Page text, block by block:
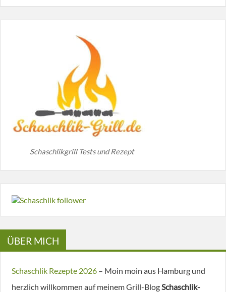
Schaschlikgrill Tests und Rezept
ÜBER MICH
Schaschlik Rezepte 2026 – Moin moin aus Hamburg und
herzlich willkommen auf meinem Grill-BlogSchaschlik-